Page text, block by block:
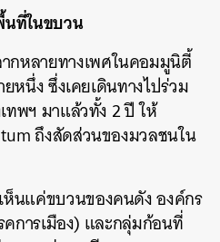
นที่ในขบวน
กหลายทางเพศในคอมมูนิตี้
นึ่ง ซึ่งเคยเดินทางไปร่วม
ทพฯ มาแล้วทั้ง 2 ปี ให้
ถึงสัดส่วนของมวลชนใน
ห็นแค่ขบวนของคนดัง องค์กร
การเมือง) และกลุ่มก้อนที่